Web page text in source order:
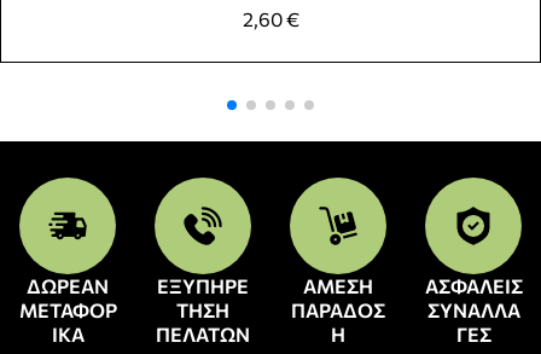
2,60€
ΔΩΡΕΑΝ
ΜΕΤΑΦΟΡ
ΙΚΑ
ΕΞΥΠΗΡΕ
ΤΗΣΗ
ΠΕΛΑΤΩΝ
ΑΜΕΣΗ
ΠΑΡΑΔΟΣ
Η
ΑΣΦΑΛΕΙΣ
ΣΥΝΑΛΛΑ
ΓΕΣ